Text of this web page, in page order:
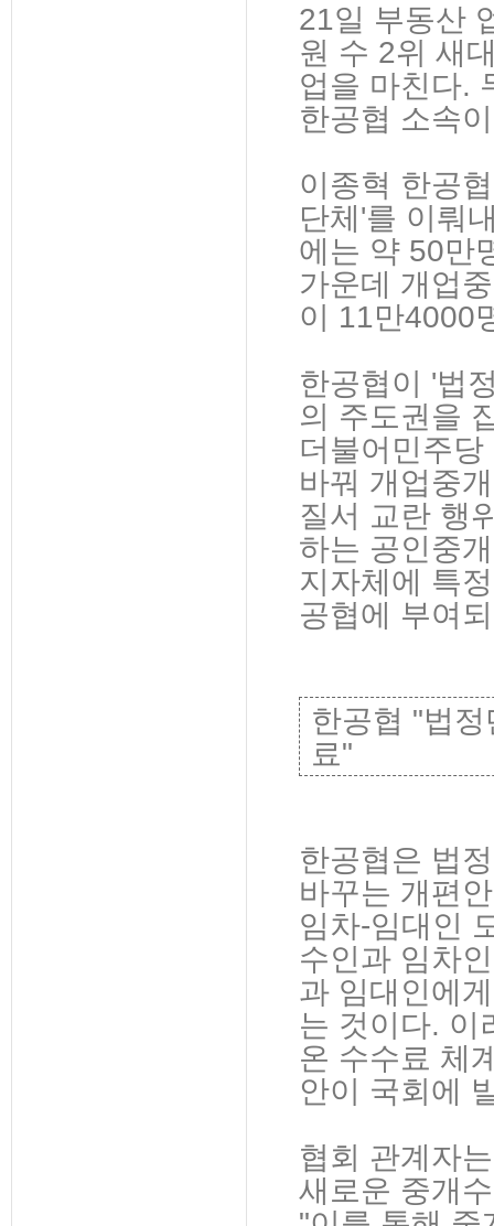
21일 부동산
원 수 2위 새
업을 마친다.
한공협 소속
이종혁 한공
단체'를 이뤄
에는 약 50만
가운데 개업
이 11만4000
한공협이 '법
의 주도권을
더불어민주
바꿔 개업중
질서 교란 행
하는 공인중
지자체에 특
공협에 부여
한공협 "법
료"
한공협은 법
바꾸는 개편
임차-임대인
수인과 임차
과 임대인에
는 것이다. 이
온 수수료 체
안이 국회에
협회 관계자
새로운 중개